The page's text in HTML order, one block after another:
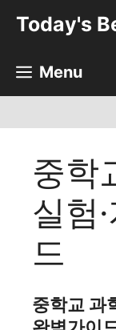
뛰
Today's
Menu
중학
실험
드
중학교 과